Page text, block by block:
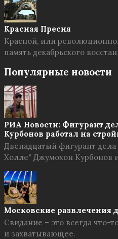
Красная Пресня
Красной, или
память декабрьского
Популярные новости
РИА Новости: Фигурант
Курбонов работал на
Двенадцатый фигурант дела
Холле" Джумохон Курбонов
Московские развлечения
Свидание – это всегда что-
и захватывающее.